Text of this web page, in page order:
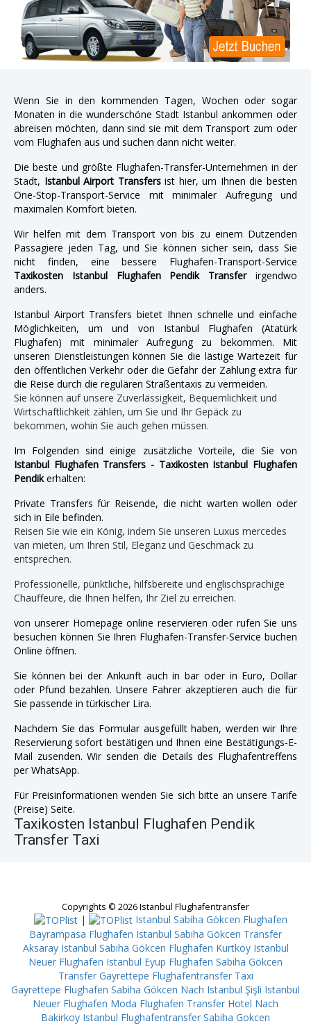
Wenn Sie in den kommenden Tagen, Wochen oder sogar
Monaten in die wunderschöne Stadt Istanbul ankommen oder
abreisen möchten, dann sind sie mit dem Transport zum oder
vom Flughafen aus und suchen dann nicht weiter.
Die beste und größte Flughafen-Transfer-Unternehmen in der
Stadt, Istanbul Airport Transfersist hier, um Ihnen die besten
One-Stop-Transport-Service mit minimaler Aufregung und
maximalen Komfort bieten.
Wir helfen mit dem Transport von bis zu einem Dutzenden
Passagiere jeden Tag, und Sie können sicher sein, dass Sie
nicht finden, eine bessere Flughafen-Transport-Service
Taxikosten Istanbul Flughafen Pendik Transferirgendwo
anders.
Istanbul Airport Transfers bietet Ihnen schnelle und einfache
Möglichkeiten, um und von Istanbul Flughafen (Atatürk
Flughafen) mit minimaler Aufregung zu bekommen. Mit
unseren Dienstleistungen können Sie die lästige Wartezeit für
den öffentlichen Verkehr oder die Gefahr der Zahlung extra für
die Reise durch die regulären Straßentaxis zu vermeiden.
Sie können auf unsere Zuverlässigkeit, Bequemlichkeit und
Wirtschaftlichkeit zählen, um Sie und Ihr Gepäck zu
bekommen, wohin Sie auch gehen müssen.
Im Folgenden sind einige zusätzliche Vorteile, die Sie von
Istanbul Flughafen Transfers - Taxikosten Istanbul Flughafen
Pendikerhalten:
Private Transfers für Reisende, die nicht warten wollen oder
sich in Eile befinden.
Reisen Sie wie ein König, indem Sie unseren Luxus mercedes
van mieten, um Ihren Stil, Eleganz und Geschmack zu
entsprechen.
Professionelle, pünktliche, hilfsbereite und englischsprachige
Chauffeure, die Ihnen helfen, Ihr Ziel zu erreichen.
von unserer Homepage online reservieren oder rufen Sie uns
besuchen können Sie Ihren Flughafen-Transfer-Service buchen
Online öffnen.
Sie können bei der Ankunft auch in bar oder in Euro, Dollar
oder Pfund bezahlen. Unsere Fahrer akzeptieren auch die für
Sie passende in türkischer Lira.
Nachdem Sie das Formular ausgefüllt haben, werden wir Ihre
Reservierung sofort bestätigen und Ihnen eine Bestätigungs-E-
Mail zusenden. Wir senden die Details des Flughafentreffens
per WhatsApp.
Für Preisinformationen wenden Sie sich bitte an unsere Tarife
(Preise) Seite.
Taxikosten Istanbul Flughafen Pendik
Transfer Taxi
Copyrights © 2026 Istanbul Flughafentransfer
|
Istanbul Sabiha Gökcen Flughafen
Bayrampasa Flughafen Istanbul Sabiha Gökcen Transfer
Aksaray Istanbul Sabiha Gökcen Flughafen Kurtköy Istanbul
Neuer Flughafen Istanbul Eyup Flughafen Sabiha Gökcen
Transfer Gayrettepe Flughafentransfer Taxi
Gayrettepe Flughafen Sabiha Gökcen Nach Istanbul Şişli Istanbul
Neuer Flughafen Moda Flughafen Transfer Hotel Nach
Bakirkoy Istanbul Flughafentransfer Sabiha Gokcen